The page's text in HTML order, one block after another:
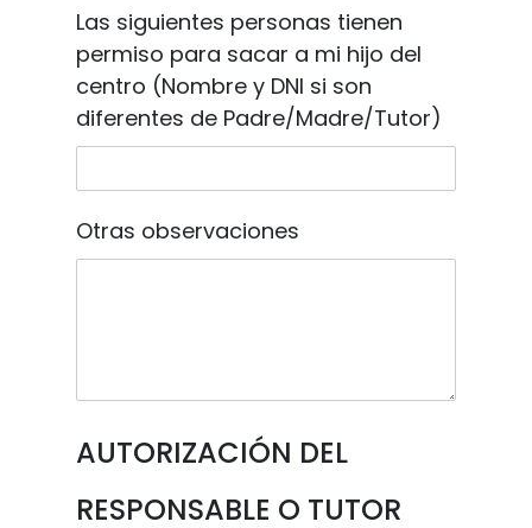
Las siguientes personas tienen
permiso para sacar a mi hijo del
centro (Nombre y DNI si son
diferentes de Padre/Madre/Tutor)
Otras observaciones
AUTORIZACIÓN DEL
RESPONSABLE O TUTOR